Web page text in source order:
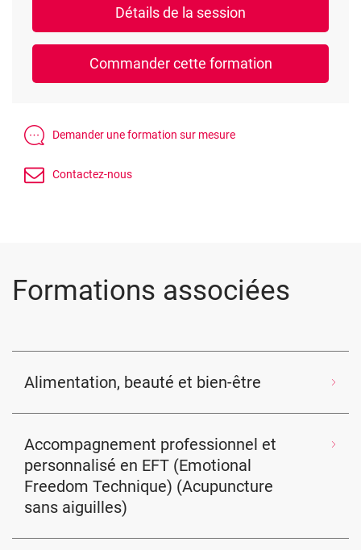
Formations associées
Alimentation, beauté et bien-être
Accompagnement professionnel et
personnalisé en EFT (Emotional
Freedom Technique) (Acupuncture
sans aiguilles)